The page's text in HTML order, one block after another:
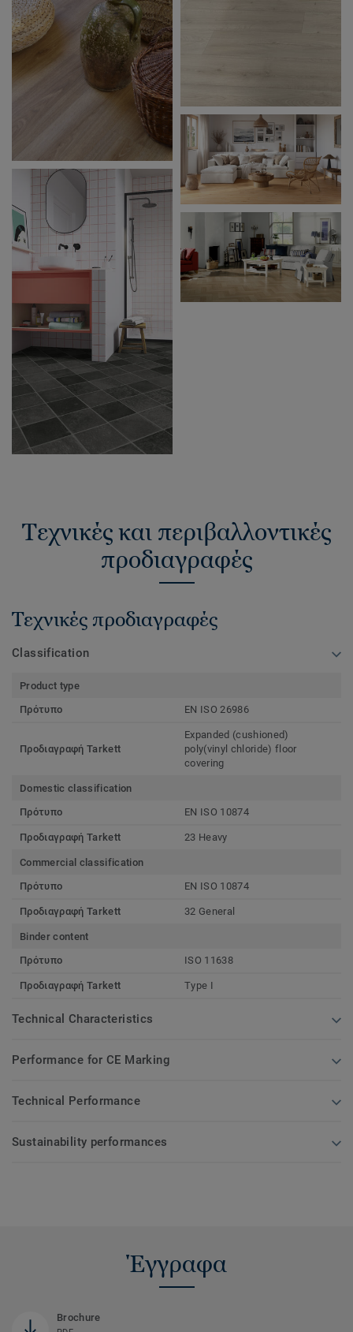
Τεχνικές και περιβαλλοντικές
προδιαγραφές
Τεχνικές προδιαγραφές
Classification
Product type
Πρότυπο
EN ISO 26986
Προδιαγραφή Tarkett
Expanded (cushioned)
poly(vinyl chloride) floor
covering
Domestic classification
Πρότυπο
EN ISO 10874
Προδιαγραφή Tarkett 23 Heavy
Commercial classification
Πρότυπο
EN ISO 10874
Προδιαγραφή Tarkett 32 General
Binder content
Πρότυπο
ISO 11638
Προδιαγραφή Tarkett Type I
Technical Characteristics
Performance for CE Marking
Technical Performance
Sustainability performances
Έγγραφα
Brochure